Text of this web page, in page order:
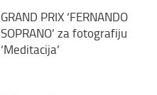
GRAND PRIX ‘FERNANDO
SOPRANO’ za fotografiju
‘Meditacija’